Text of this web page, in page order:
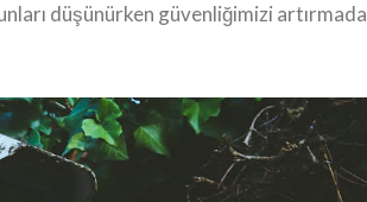
düşünürken güvenliğimizi artırmada